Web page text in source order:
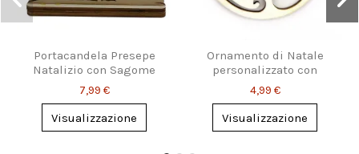
Portacandela Presepe
Natalizio con Sagome
Sacre
7,99 €
Visualizzazione
Ornamento di Natale
personalizzato con
nome
4,99 €
Visualizzazione